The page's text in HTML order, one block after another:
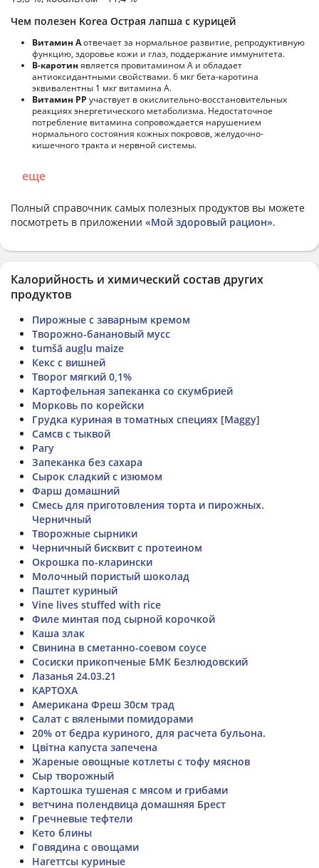
Чем полезен Korea Острая лапша с курицей
Витамин Аотвечает за нормальное развитие, репродуктивную
функцию, здоровье кожи и глаз, поддержание иммунитета.
В-каротин является провитамином А и обладает
антиоксидантными свойствами. 6 мкг бета-каротина
эквивалентны 1 мкг витамина А.
Витамин РР участвует в окислительно-восстановительных
реакциях энергетического метаболизма. Недостаточное
потребление витамина сопровождается нарушением
нормального состояния кожных покровов, желудочно-
кишечного тракта и нервной системы.
еще
Полный справочник самых полезных продуктов вы можете
посмотреть в приложении «Мой здоровый рацион».
Калорийность и химический состав других
продуктов
Пирожные с заварным кремом
Творожно-банановый мусс
tumšā augļu maize
Кекс с вишней
Творог мягкий 0,1%
Картофельная запеканка со скумбрией
Морковь по корейски
Грудка куриная в томатных специях [Maggy]
Самсв с тыквой
Рагу
Запеканка без сахара
Сырок сладкий с изюмом
Фарш домашний
Смесь для приготовления торта и пирожных.
Черничный
Творожные сырники
Черничный бисквит с протеином
Окрошка по-кларински
Молочный пористый шоколад
Паштет куриный
Vine lives stuffed with rice
Филе минтая под сырной корочкой
Каша злак
Свинина в сметанно-соевом соусе
Сосиски прикопченые БМК Безлюдовский
Лазанья 24.03.21
КАРТОХА
Американа Фреш 30см трад
Салат с вялеными помидорами
20% от бедра куриного, для расчета бульона.
Цвітна капуста запечена
Жареные овощные котлеты с тофу мяснов
Сыр творожный
Картошка тушеная с мясом и грибами
ветчина полендвица домашняя Брест
Гречневые тефтели
Кето блины
Говядина с овощами
Нагеттсы куриные